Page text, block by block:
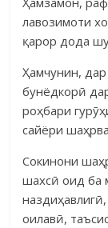
лавозимоти
қарор дода
Ҳамчунин,
бунёдкорӣ
роҳбари
сайёри
Сокинони
шахсӣ оид ба
оилавӣ,